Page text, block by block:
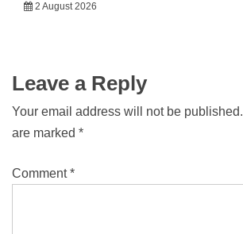
2 August 2026
Leave a Reply
Your email address will not be published.
are marked *
Comment*